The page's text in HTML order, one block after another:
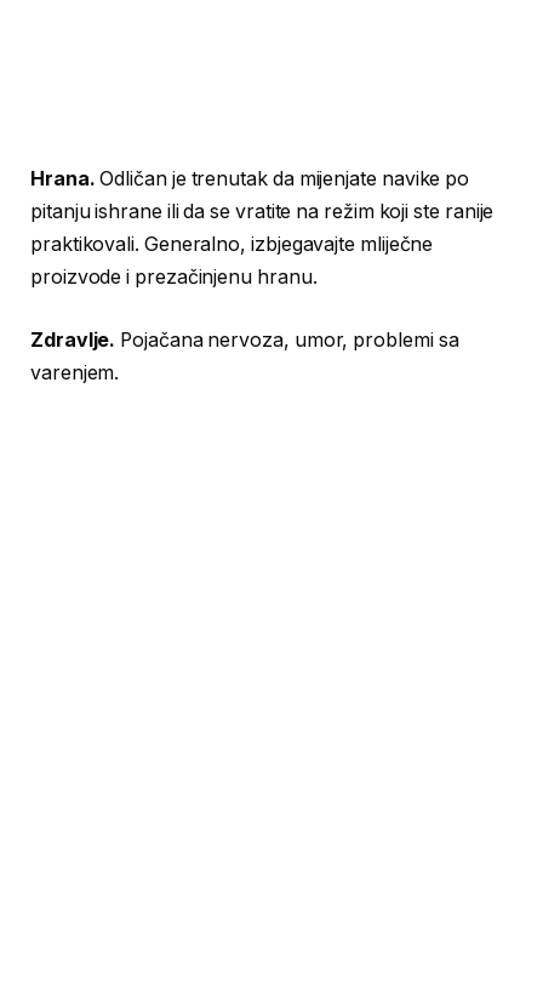
Hrana. Odličan je trenutak da mijenjate navike po
pitanju ishrane ili da se vratite na režim koji ste ranije
praktikovali. Generalno, izbjegavajte mliječne
proizvode i prezačinjenu hranu.
Zdravlje. Pojačana nervoza, umor, problemi sa
varenjem.